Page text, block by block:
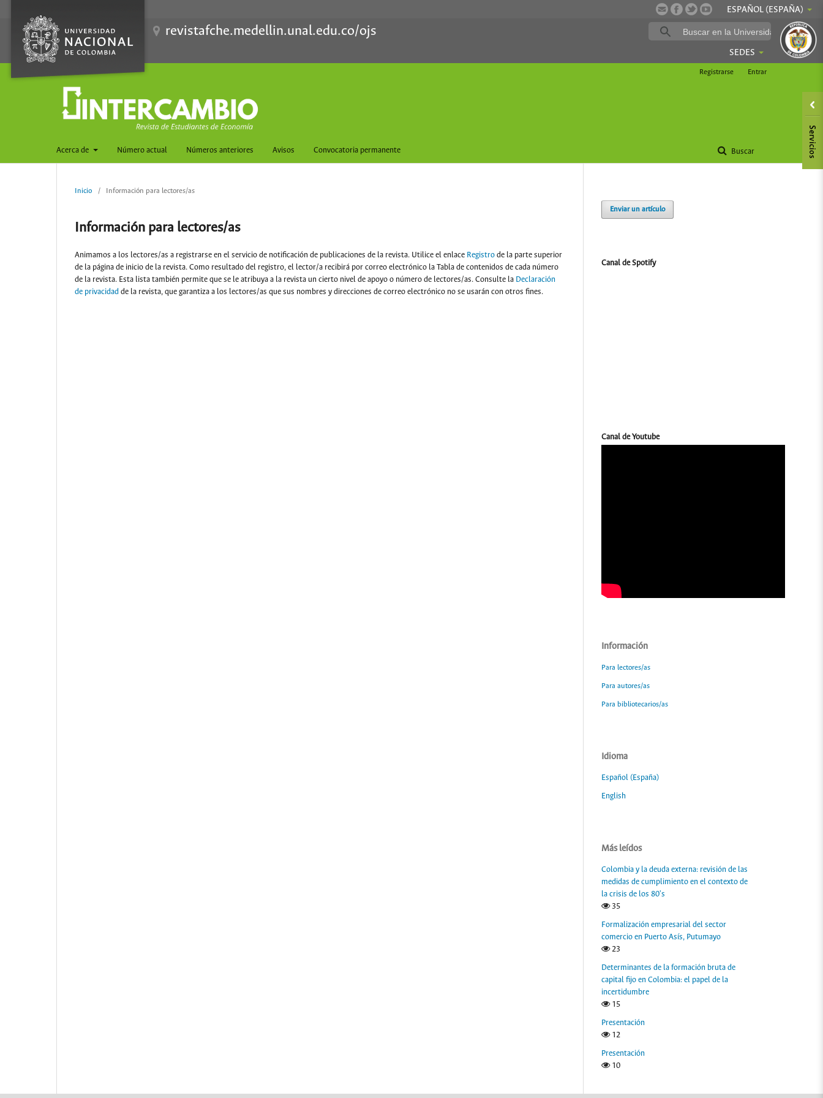
ESPAÑOL (ESPAÑA)
revistafche.medellin.unal.edu.co/ojs
SEDES
Acerca de Número actual Números anteriores Avisos Convocatoria permanente Buscar
Registrarse Entrar
Inicio / Información para lectores/as
Información para lectores/as
Animamos a los lectores/as a registrarse en el servicio de notificación de publicaciones de la revista. Utilice el enlace Registro de la parte superior
de la página de inicio de la revista. Como resultado del registro, el lector/a recibirá por correo electrónico la Tabla de contenidos de cada número
de la revista. Esta lista también permite que se le atribuya a la revista un cierto nivel de apoyo o número de lectores/as. Consulte la Declaración
de privacidad de la revista, que garantiza a los lectores/as que sus nombres y direcciones de correo electrónico no se usarán con otros fines.
Enviar un artículo
Canal de Spotify
Canal de Youtube
Información
Para lectores/as
Para autores/as
Para bibliotecarios/as
Idioma
Español (España)
English
Más leídos
Colombia y la deuda externa: revisión de las
medidas de cumplimiento en el contexto de
la crisis de los 80's
35
Formalización empresarial del sector
comercio en Puerto Asís, Putumayo
23
Determinantes de la formación bruta de
capital fijo en Colombia: el papel de la
incertidumbre
15
Presentación
12
Presentación
10